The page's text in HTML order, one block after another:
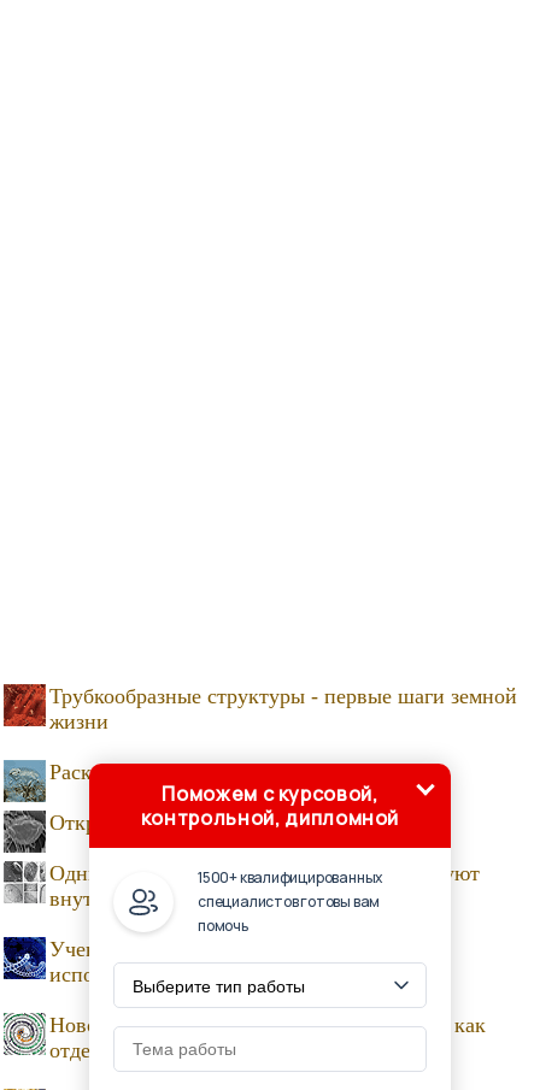
Трубкообразные структуры - первые шаги земной
жизни
Раскрыт один из секретов тихоходок
Открыто новое царство эукариотов
Одни очень простые животные паразитируют
внутри других
Ученые превратили самца мыши в самку,
используя «мусорную» ДНК
Новое древо жизни включит «симбиомов» как
отдельные организмы
Поможем с курсовой,
контрольной, дипломной
1500+ квалифицированных
специалистов готовы вам
помочь